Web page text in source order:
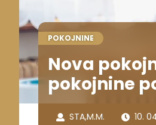
POKOJNINE
Nova
pokojnine
STA,M.M. 10.